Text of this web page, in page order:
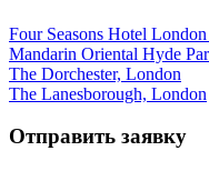
Four Seasons Hotel
Mandarin Oriental Hyde
The Dorchester, London
The Lanesborough, London
Отправить заявку